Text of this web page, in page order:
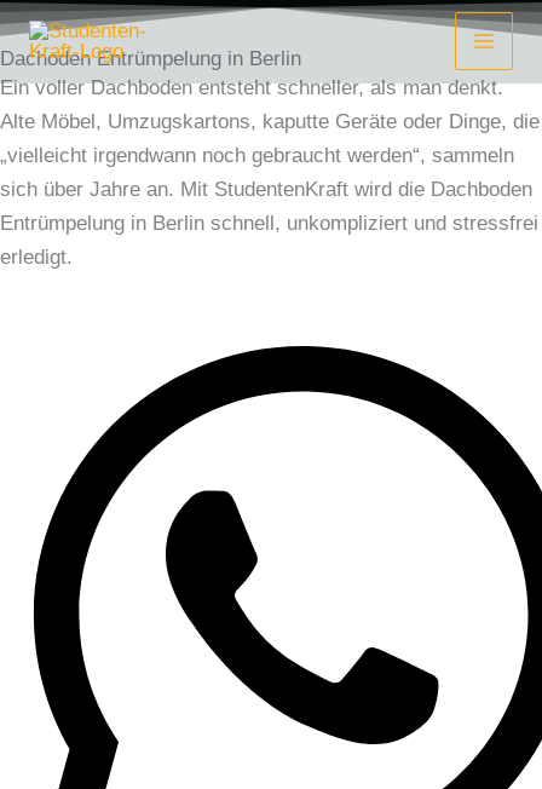
Zum
Inhalt
springen
Dachoden Entrümpelung in Berlin
Ein voller Dachboden entsteht schneller, als man denkt.
Alte Möbel, Umzugskartons, kaputte Geräte oder Dinge, die
„vielleicht irgendwann noch gebraucht werden“, sammeln
sich über Jahre an. Mit StudentenKraft wird die Dachboden
Entrümpelung in Berlin schnell, unkompliziert und stressfrei
erledigt.